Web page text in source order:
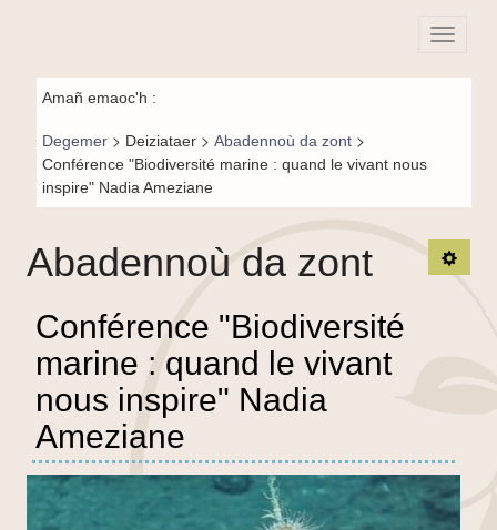
BR-fr
Fil de
navigation-
BR
Amañ emaoc'h :
Degemer > Deiziataer > Abadennoù da zont >
Conférence "Biodiversité marine : quand le vivant nous
inspire" Nadia Ameziane
Abadennoù da zont
Conférence "Biodiversité
marine : quand le vivant
nous inspire" Nadia
Ameziane